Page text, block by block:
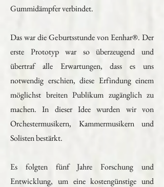
Gummidämpfer verbindet.
Das war die Geburtsstunde von Eenhar®. Der
erste Prototyp war so überzeugend und
übertraf alle Erwartungen, dass es uns
notwendig erschien, diese Erfindung einem
möglichst breiten Publikum zugänglich zu
machen. In dieser Idee wurden wir von
Orchestermusikern, Kammermusikern und
Solisten bestärkt.
Es folgten fünf Jahre Forschung und
Entwicklung, um eine kostengünstige und